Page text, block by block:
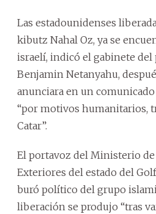
Las estadounidenses
kibutz Nahal Oz, ya se
israelí, indicó el gabinete
Benjamin Netanyahu,
anunciara en un
“por motivos humanitarios,
Catar”.
El portavoz del Ministerio de
Exteriores del estado del
buró político del grupo
liberación se produjo “tras